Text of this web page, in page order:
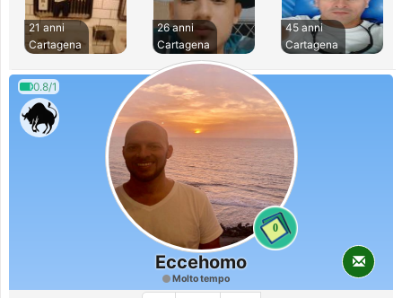
21 anni
Cartagena
26 anni
Cartagena
45 anni
Cartagena
0.8/1
0
Eccehomo
Molto tempo